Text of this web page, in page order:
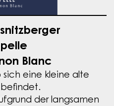
Blanc
sich eine kleine alte
der langsamen